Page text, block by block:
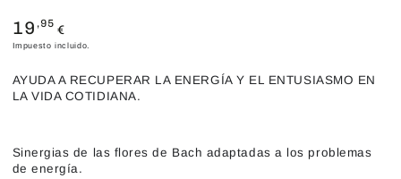
Precio
regular
19 ,95 €
Impuesto incluido.
AYUDA A RECUPERAR LA ENERGÍA Y EL ENTUSIASMO EN
LA VIDA COTIDIANA.
Sinergias de las flores de Bach adaptadas a los problemas
de energía.